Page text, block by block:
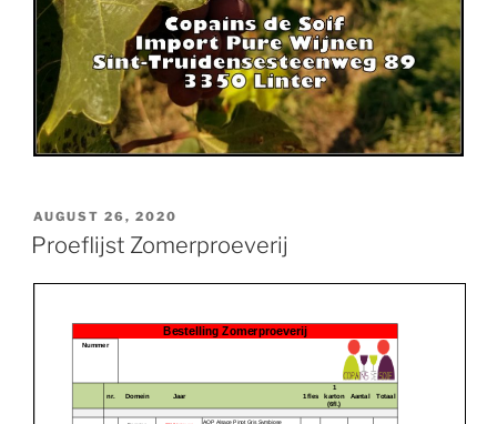
POSTED
ON
AUGUST 26, 2020
Proeflijst Zomerproeverij